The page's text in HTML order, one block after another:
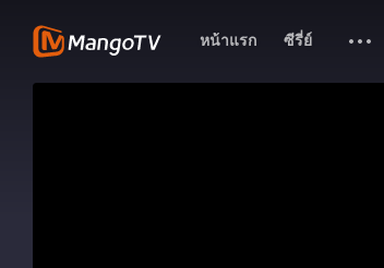
หน้าแรก ซีรี่ย์